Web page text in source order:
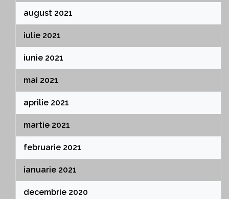
august 2021
iulie 2021
iunie 2021
mai 2021
aprilie 2021
martie 2021
februarie 2021
ianuarie 2021
decembrie 2020